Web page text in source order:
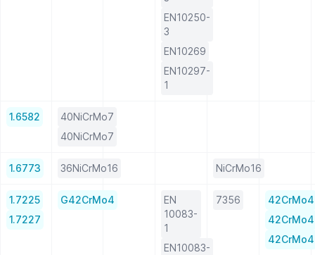
EN10250-
3
EN10269
EN10297-
1
1.6582
40NiCrMo7
40NiCrMo7
1.6773 36NiCrMo16 NiCrMo16
1.7225
1.7227
G42CrMo4
EN
10083-
1
EN10083-
7356
42CrMo4
42CrMo4
42CrMo4